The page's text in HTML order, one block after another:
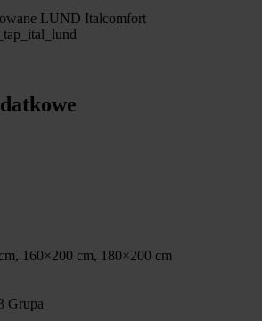
LUND Italcomfort
160×200 cm, 180×200 cm
Grupa